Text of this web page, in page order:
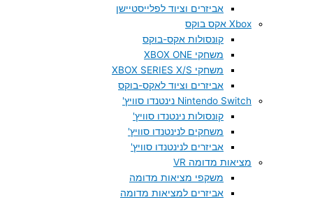
אביזרים וציוד לפלייסטיישן
Xbox אקס בוקס
קונסולות אקס-בוקס
משחקי XBOX ONE
משחקי XBOX SERIES X/S
אביזרים וציוד לאקס-בוקס
Nintendo Switch נינטנדו סוויץ'
קונסולות נינטנדו סוויץ'
משחקים לנינטנדו סוויץ'
אביזרים לנינטנדו סוויץ'
מציאות מדומה VR
משקפי מציאות מדומה
אביזרים למציאות מדומה